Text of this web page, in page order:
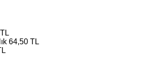
64,50 TL